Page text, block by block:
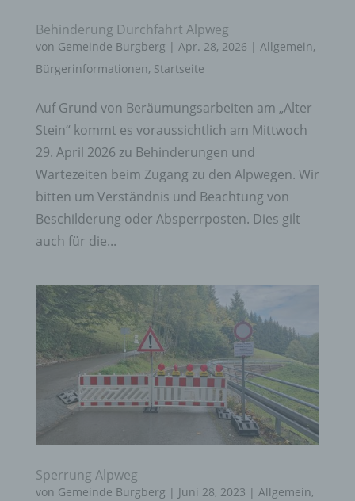
Behinderung Durchfahrt Alpweg
von Gemeinde Burgberg | Apr. 28, 2026 | Allgemein,
Bürgerinformationen, Startseite
Auf Grund von Beräumungsarbeiten am „Alter
Stein“ kommt es voraussichtlich am Mittwoch
29. April 2026 zu Behinderungen und
Wartezeiten beim Zugang zu den Alpwegen. Wir
bitten um Verständnis und Beachtung von
Beschilderung oder Absperrposten. Dies gilt
auch für die...
Sperrung Alpweg
von Gemeinde Burgberg | Juni 28, 2023 | Allgemein,